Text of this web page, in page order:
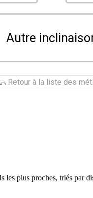
Autre
Retour à la liste des
plus proches, triés par